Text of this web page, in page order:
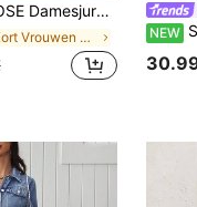
aan de mouwen en enkele rij knopen, van spijkerstof.
in Kort Vrouwen Denim Jurken NEW